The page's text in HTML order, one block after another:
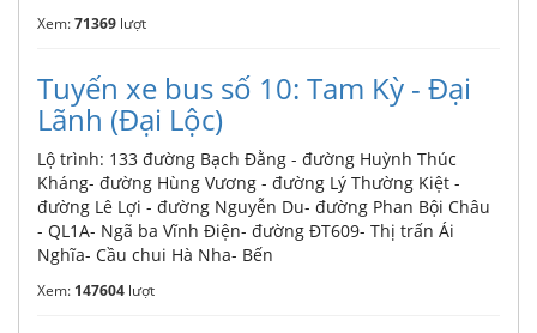
Xem:71369 lượt
Tuyến xe bus số 10: Tam Kỳ - Đại
Lãnh (Đại Lộc)
Lộ trình: 133 đường Bạch Đằng - đường Huỳnh Thúc
Kháng- đường Hùng Vương - đường Lý Thường Kiệt -
đường Lê Lợi - đường Nguyễn Du- đường Phan Bội Châu
- QL1A- Ngã ba Vĩnh Điện- đường ĐT609- Thị trấn Ái
Nghĩa- Cầu chui Hà Nha- Bến
Xem: 147604 lượt